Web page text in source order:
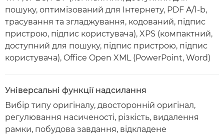
пошуку, оптимізований для Інтернету, PDF A/1-b,
трасування та згладжування, кодований, підпис
пристрою, підпис користувача), XPS (компактний,
доступний для пошуку, підпис пристрою, підпис
користувача), Office Open XML (PowerPoint, Word)
Універсальні функції надсилання
Вибір типу оригіналу, двосторонній оригінал,
регулювання насиченості, різкість, видалення
рамки, побудова завдання, відкладене